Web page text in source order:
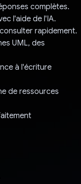
complètes.
l'aide de l'IA.
rapidement.
UML, des
à l'écriture
de ressources